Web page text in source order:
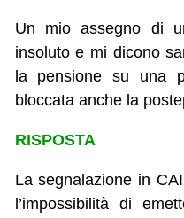
Un mio assegno di
insoluto e mi dicono
la pensione su una
bloccata anche la
RISPOSTA
La segnalazione in
l’impossibilità di